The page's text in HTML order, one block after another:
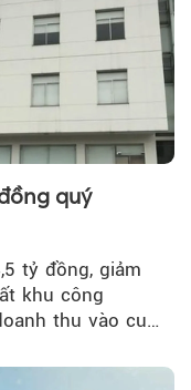
quý
tỷ đồng, giảm
khu công
thu vào cuối